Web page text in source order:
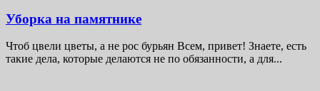
Уборка на памятнике
Чтоб цвели цветы, а не рос бурьян Всем, привет! Знаете, есть
такие дела, которые делаются не по обязанности, а для...